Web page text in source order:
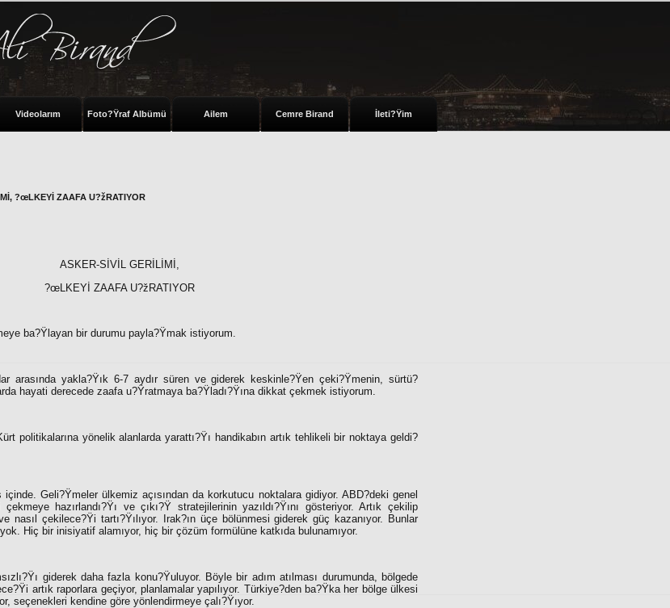
Videolarım Foto?Ÿraf Albümü Ailem Cemre Birand İleti?Ÿim
?œLKEYİ ZAAFA U?žRATIYOR
ASKER-SİVİL GERİLİMİ,
?œLKEYİ ZAAFA U?žRATIYOR
ba?Ÿlayan bir durumu payla?Ÿmak istiyorum.
arasında yakla?Ÿık 6-7 aydır süren ve giderek keskinle?Ÿen çeki?Ÿmenin, sürtü?
hayati derecede zaafa u?Ÿratmaya ba?Ÿladı?Ÿına dikkat çekmek istiyorum.
politikalarına yönelik alanlarda yarattı?Ÿı handikabın artık tehlikeli bir noktaya geldi?
Geli?Ÿmeler ülkemiz açısından da korkutucu noktalara gidiyor. ABD?deki genel
hazırlandı?Ÿı ve çıkı?Ÿ stratejilerinin yazıldı?Ÿını gösteriyor. Artık çekilip
nasıl çekilece?Ÿi tartı?Ÿılıyor. Irak?ın üçe bölünmesi giderek güç kazanıyor. Bunlar
Hiç bir inisiyatif alamıyor, hiç bir çözüm formülüne katkıda bulunamıyor.
giderek daha fazla konu?Ÿuluyor. Böyle bir adım atılması durumunda, bölgede
artık raporlara geçiyor, planlamalar yapılıyor. Türkiye?den ba?Ÿka her bölge ülkesi
seçenekleri kendine göre yönlendirmeye çalı?Ÿıyor.